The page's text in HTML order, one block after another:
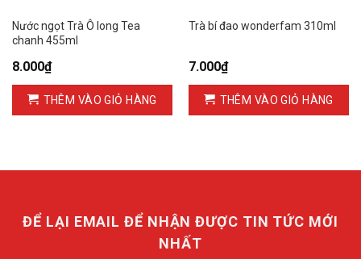
Nước ngọt Trà Ô long Tea
chanh 455ml
8.000₫
THÊM VÀO GIỎ HÀNG
Trà bí đao wonderfam 310ml
7.000₫
THÊM VÀO GIỎ HÀNG
ĐỂ LẠI EMAIL ĐỂ NHẬN ĐƯỢC TIN TỨC MỚI
NHẤT